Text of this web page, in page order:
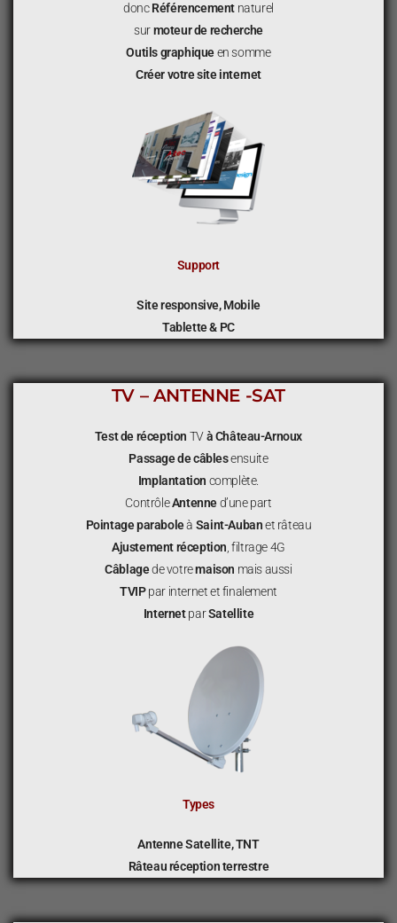
doncRéférencement naturel
surmoteur de recherche
Outils graphiqueen somme
Créer votre site internet
Support
Site responsive, Mobile
Tablette & PC
TV – ANTENNE -SAT
Test de réception TVà Château-Arnoux
Passage de câblesensuite
Implantation complète.
ContrôleAntenned’une part
Pointage paraboleà Saint-Aubanet râteau
Ajustement réception , filtrage 4G
Câblagede votremaison mais aussi
TVIPpar internet et finalement
InternetparSatellite
Types
Antenne Satellite, TNT
Râteau réception terrestre